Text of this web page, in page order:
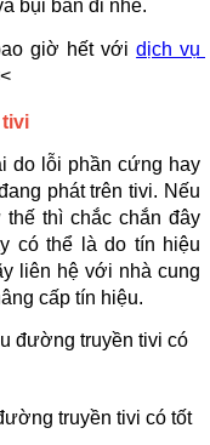
bụi bẩn đi nhé.
giờ hết với dịch vụ
tivi
do lỗi phần cứng hay
phát trên tivi. Nếu
thì chắc chắn đây
có thể là do tín hiệu
liên hệ với nhà cung
cấp tín hiệu.
truyền tivi có tốt